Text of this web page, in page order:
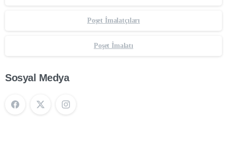
Poşet İmalatçıları
Poşet İmalatı
Sosyal Medya